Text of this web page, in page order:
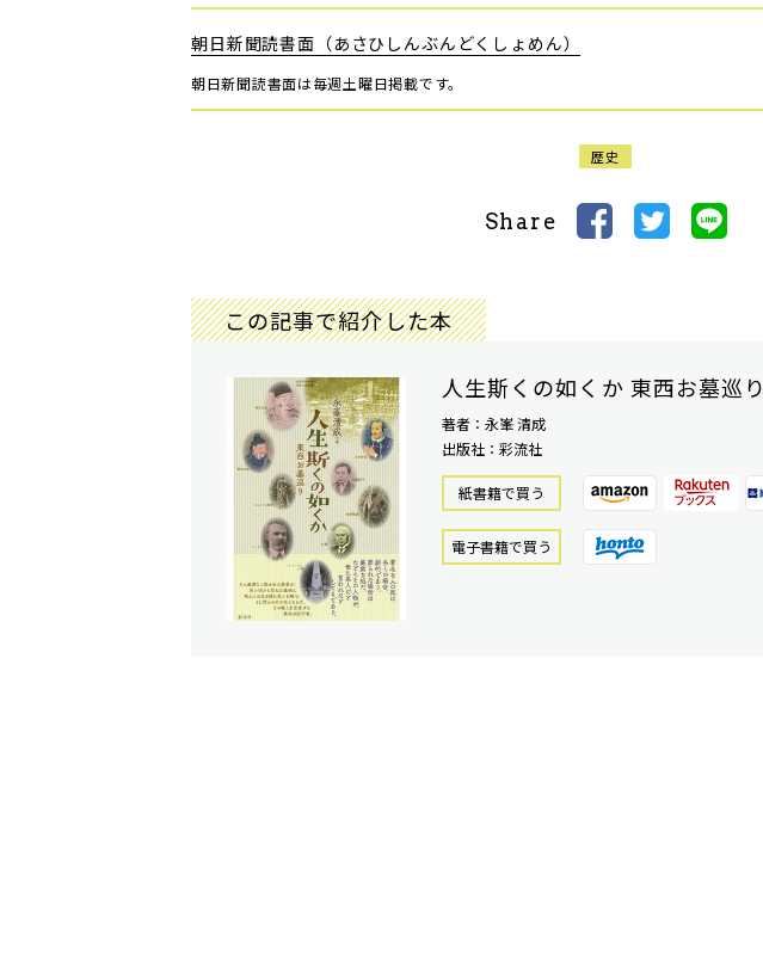
朝日新聞読書面（あさひしんぶんどくしょめん）
朝日新聞読書面は毎週土曜日掲載です。
歴史
Share
この記事で紹介した本
人生斯くの如くか 東西お墓巡り
著者：永峯 清成
出版社：彩流社
紙書籍で買う
電⼦書籍で買う